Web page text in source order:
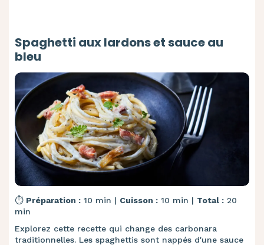
Spaghetti aux lardons et sauce au
bleu
⏱️ Préparation : 10 min | Cuisson : 10 min | Total : 20
min
Explorez cette recette qui change des carbonara
traditionnelles. Les spaghettis sont nappés d'une sauce